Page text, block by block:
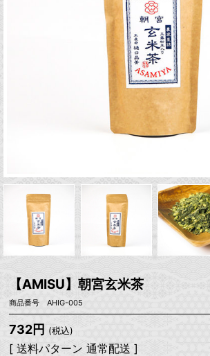
【AMISU】朝宮玄米茶
商品番号 AHIG-005
732円 (税込)
[ 送料パターン 通常配送 ]